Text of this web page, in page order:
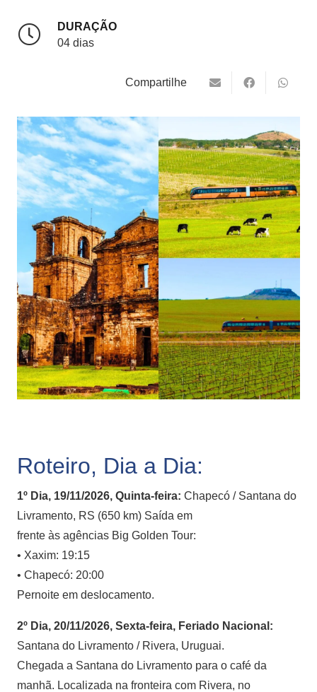
DURAÇÃO
04 dias
Compartilhe
Roteiro, Dia a Dia:
1º Dia, 19/11/2026, Quinta-feira: Chapecó / Santana do
Livramento, RS (650 km) Saída em
frente às agências Big Golden Tour:
• Xaxim: 19:15
• Chapecó: 20:00
Pernoite em deslocamento.
2º Dia, 20/11/2026, Sexta-feira, Feriado Nacional:
Santana do Livramento / Rivera, Uruguai.
Chegada a Santana do Livramento para o café da
manhã. Localizada na fronteira com Rivera, no